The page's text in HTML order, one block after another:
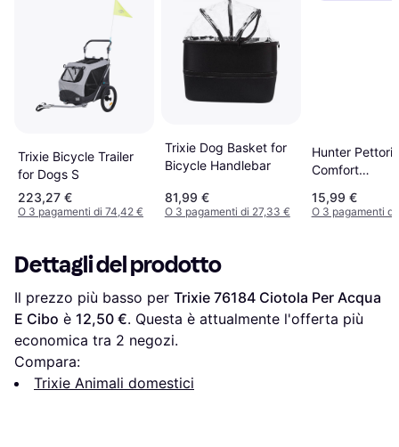
Trixie Bicycle Trailer
for Dogs S
223,27 €
O 3 pagamenti di 74,42 €
Trixie Dog Basket for
Bicycle Handlebar
81,99 €
O 3 pagamenti di 27,33 €
Hunter
Comfort
15,99 €
O 3 pagamenti
Dettagli del prodotto
Il prezzo più basso per Trixie 76184 Ciotola Per Acqua
E Cibo è 12,50 €. Questa è attualmente l'offerta più
economica tra 2 negozi.
Compara:
Trixie Animali domestici